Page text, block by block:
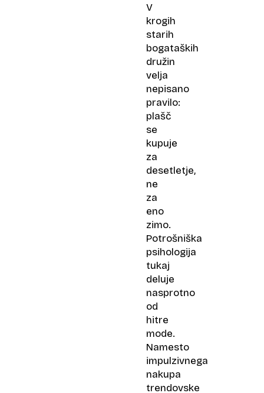
V
krogih
starih
bogataških
družin
velja
nepisano
pravilo:
plašč
se
kupuje
za
desetletje,
ne
za
eno
zimo.
Potrošniška
psihologija
tukaj
deluje
nasprotno
od
hitre
mode.
Namesto
impulzivnega
nakupa
trendovske